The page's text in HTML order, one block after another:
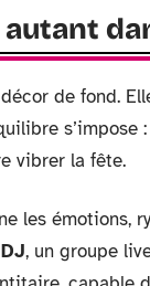
de fond.
vibrer la fête.
les émotions,
DJ, un groupe